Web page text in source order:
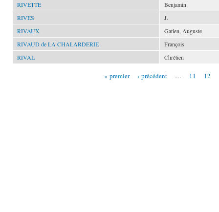
RIVETTE
Benjamin
RIVES
J.
RIVAUX
Gatien, Auguste
RIVAUD de LA CHALARDERIE
François
RIVAL
Chrétien
« premier ‹ précédent … 11 12